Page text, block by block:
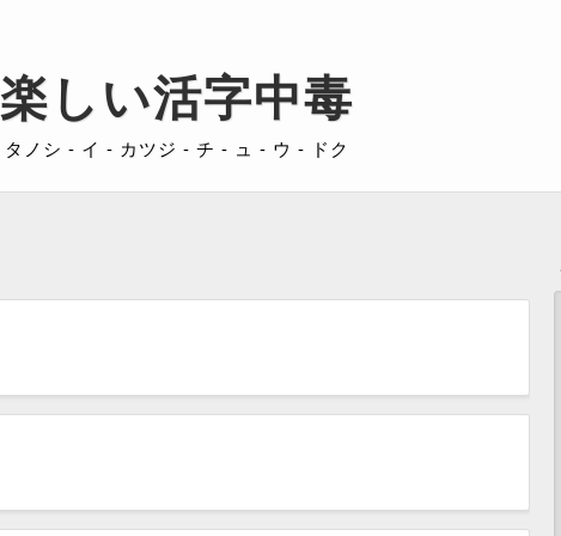
楽しい活字中毒
タノシ - イ - カツジ - チ - ュ - ウ - ドク